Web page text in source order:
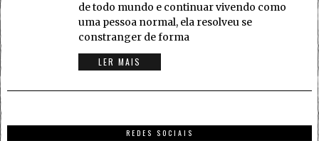
de todo mundo e continuar vivendo como
uma pessoa normal, ela resolveu se
constranger de forma
LER MAIS
REDES SOCIAIS